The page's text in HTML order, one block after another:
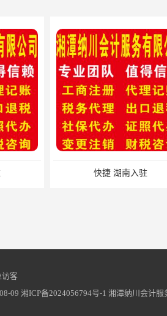
快捷 湖南入驻
访客
09 湘ICP备2024056794号-1 湘潭纳川会计服